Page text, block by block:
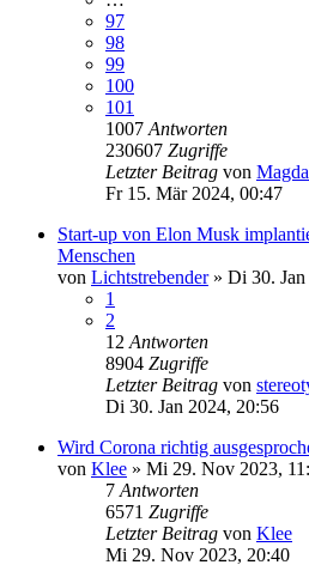
97
98
99
100
101
1007 Antworten
230607 Zugriffe
Letzter Beitrag von
Fr 15. Mär 2024, 00:47
Start-up von Elon Musk
Menschen
von Lichtstrebender» Di 30.
1
2
12 Antworten
8904 Zugriffe
Letzter Beitrag von
Di 30. Jan 2024, 20:56
Wird Corona richtig
von Klee » Mi 29. Nov 2023,
7 Antworten
6571 Zugriffe
Letzter Beitrag von Klee
Mi 29. Nov 2023, 20:40